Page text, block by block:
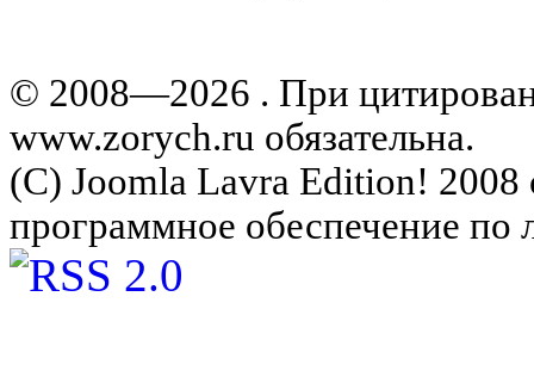
© 2008—2026 . При
www.zorych.ru обязательна.
(C) Joomla Lavra Edition! 2008
программное обеспечение по